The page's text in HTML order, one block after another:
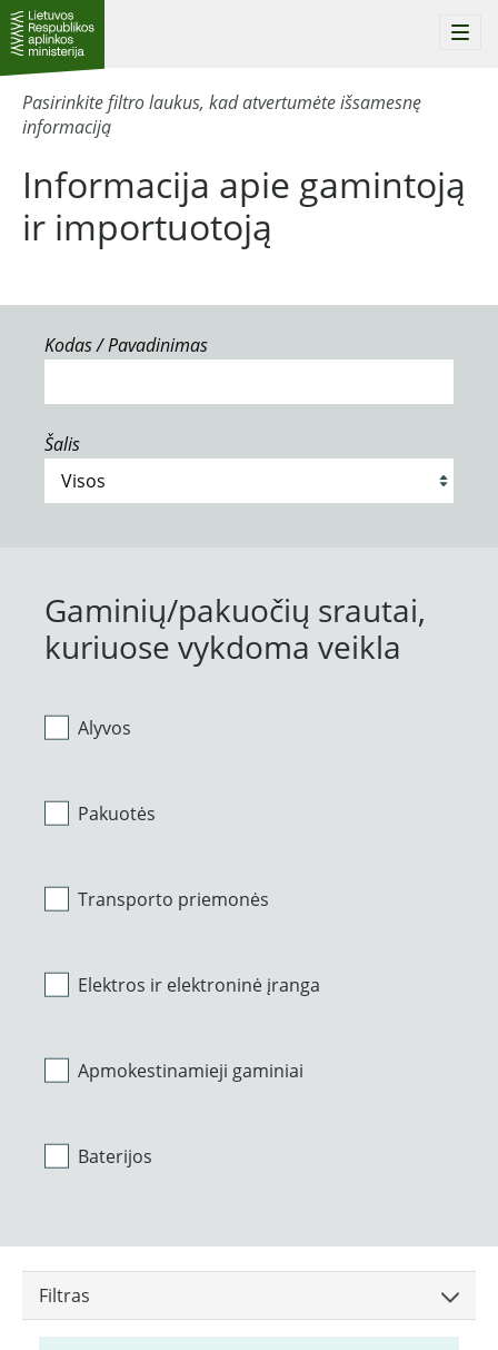
Informacija apie gamintoją
ir importuotoją
Pasirinkite filtro laukus, kad atvertumėte išsamesnę
informaciją
Kodas / Pavadinimas
Šalis
Gaminių/pakuočių srautai,
kuriuose vykdoma veikla
Alyvos
Pakuotės
Transporto priemonės
Elektros ir elektroninė įranga
Apmokestinamieji gaminiai
Baterijos
Filtras